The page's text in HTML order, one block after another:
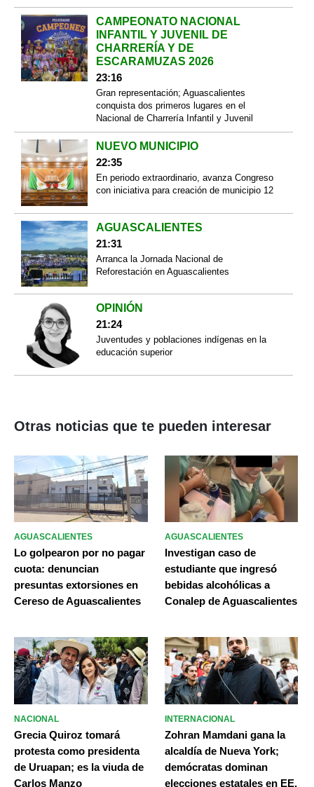
CAMPEONATO NACIONAL
INFANTIL Y JUVENIL DE
CHARRERÍA Y DE
ESCARAMUZAS 2026
23:16
Gran representación; Aguascalientes
conquista dos primeros lugares en el
Nacional de Charrería Infantil y Juvenil
NUEVO MUNICIPIO
22:35
En periodo extraordinario, avanza Congreso
con iniciativa para creación de municipio 12
AGUASCALIENTES
21:31
Arranca la Jornada Nacional de
Reforestación en Aguascalientes
OPINIÓN
21:24
Juventudes y poblaciones indígenas en la
educación superior
Otras noticias que te pueden interesar
AGUASCALIENTES
Lo golpearon por no pagar
cuota: denuncian
presuntas extorsiones en
Cereso de Aguascalientes
AGUASCALIENTES
Investigan caso de
estudiante que ingresó
bebidas alcohólicas a
Conalep de Aguascalientes
NACIONAL
Grecia Quiroz tomará
protesta como presidenta
de Uruapan; es la viuda de
Carlos Manzo
INTERNACIONAL
Zohran Mamdani gana la
alcaldía de Nueva York;
demócratas dominan
elecciones estatales en EE.